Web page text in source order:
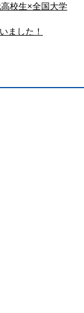
校生×全国大学
ました！